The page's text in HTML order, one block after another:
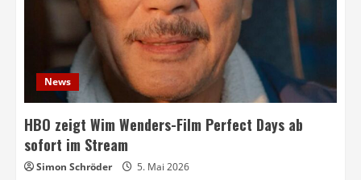
News
HBO zeigt Wim Wenders-Film Perfect Days ab
sofort im Stream
Simon Schröder 5. Mai 2026